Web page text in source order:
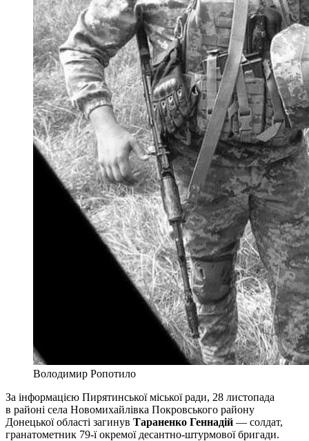
Володимир Ропотило
За інформацією Пирятинської міської ради, 28 листопада
в районі села Новомихайлівка Покровського району
Донецької області загинув Тараненко Геннадій — солдат,
гранатометник 79-ї окремої десантно-штурмової бригади.